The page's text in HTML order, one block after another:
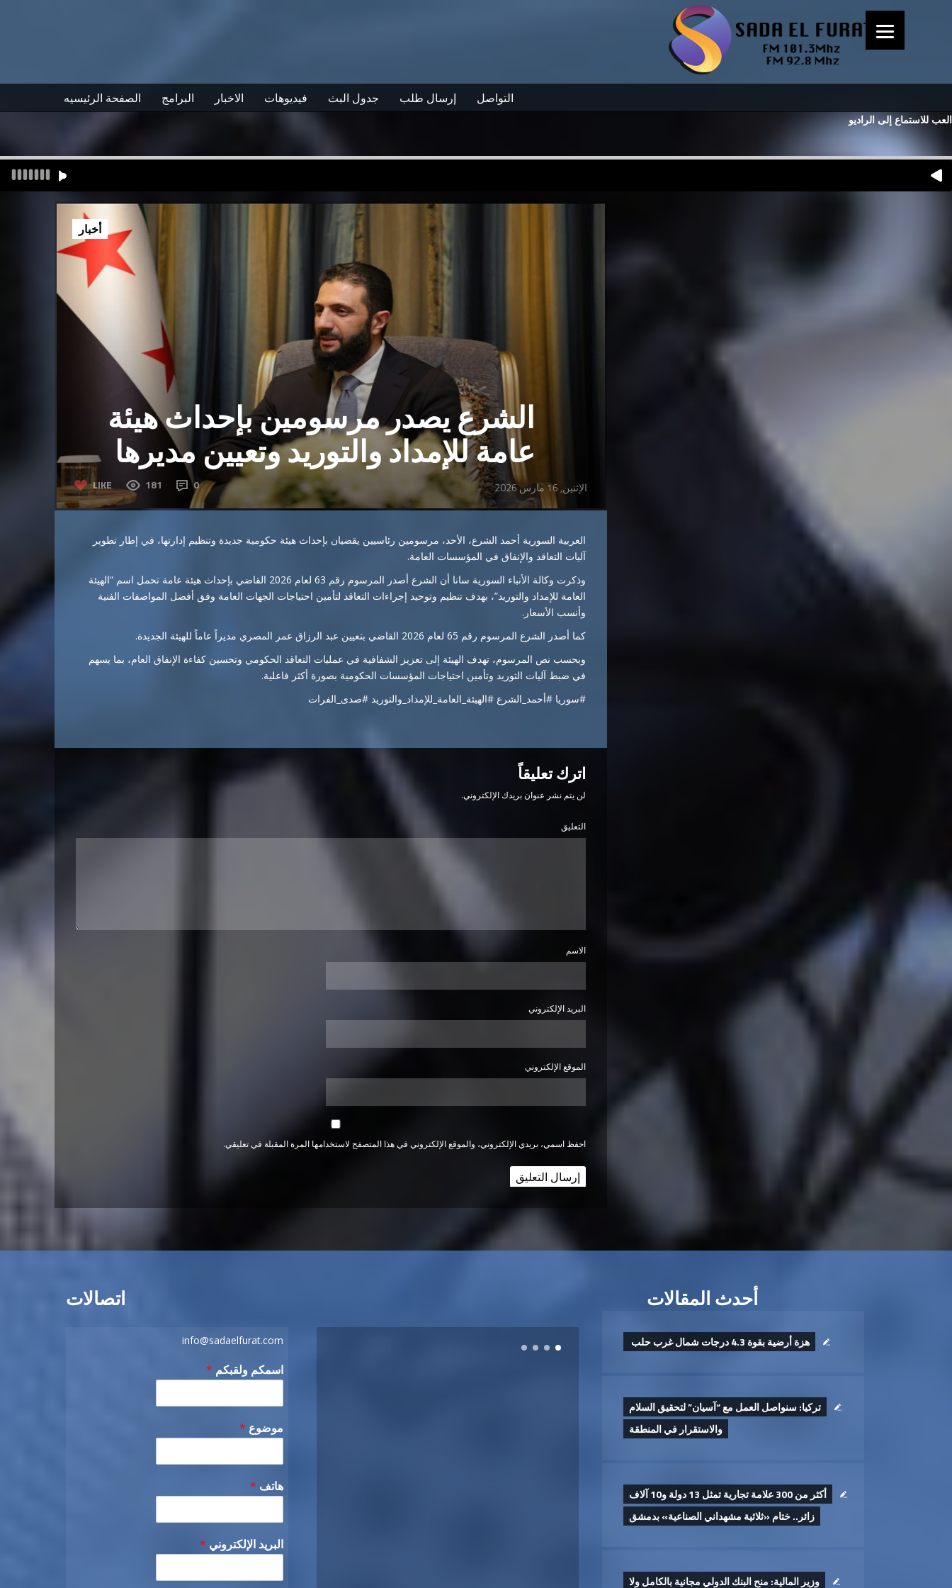
الصفحة الرئيسيه البرامج الاخبار فيديوهات جدول البث إرسال طلب التواصل
العب للاستماع إلى الراديو
الشرع يصدر مرسومين بإحداث هيئة
عامة للإمداد والتوريد وتعيين مديرها
LIKE 181 0 الإثنين, 16 مارس 2026
أخبار
العربية السورية أحمد الشرع، الأحد، مرسومين رئاسيين يقضيان بإحداث هيئة حكومية جديدة وتنظيم إدارتها، في إطار تطوير
آليات التعاقد والإنفاق في المؤسسات العامة.
وذكرت وكالة الأنباء السورية سانا أن الشرع أصدر المرسوم رقم 63 لعام 2026 القاضي بإحداث هيئة عامة تحمل اسم “الهيئة
العامة للإمداد والتوريد”، بهدف تنظيم وتوحيد إجراءات التعاقد لتأمين احتياجات الجهات العامة وفق أفضل المواصفات الفنية
وأنسب الأسعار.
كما أصدر الشرع المرسوم رقم 65 لعام 2026 القاضي بتعيين عبد الرزاق عمر المصري مديراً عاماً للهيئة الجديدة.
وبحسب نص المرسوم، تهدف الهيئة إلى تعزيز الشفافية في عمليات التعاقد الحكومي وتحسين كفاءة الإنفاق العام، بما يسهم
في ضبطآليات التوريد وتأمين احتياجات المؤسسات الحكومية بصورة أكثر فاعلية.
#سوريا #أحمد_الشرع #الهيئة_العامة_للإمداد_والتوريد #صدى_الفرات
اترك تعليقاً
لن يتم نشر عنوان بريدك الإلكتروني.
التعليق
الاسم
البريد الإلكتروني
الموقع الإلكتروني
احفظ اسمي، بريدي الإلكتروني، والموقع الإلكتروني في هذا المتصفح لاستخدامها المرة المقبلة في تعليقي.
اتصالات
info@sadaelfurat.com
اسمكم ولقبكم *
موضوع *
هاتف *
البريد الإلكتروني *
أحدث المقالات
هزة أرضية بقوة 4.3 درجات شمال غرب حلب ‏
تركيا: سنواصل العمل مع “آسيان” لتحقيق السلام
والاستقرار في المنطقة
أكثر من 300 علامة تجارية تمثل 13 دولة و10 آلاف
زائر.. ختام «ثلاثية مشهداني الصناعية» بدمشق
وزير المالية: منح البنك الدولي مجانية بالكامل ولا